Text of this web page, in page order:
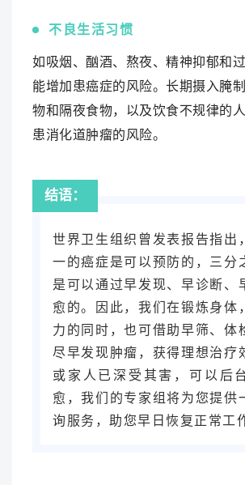
不良生活习惯
如吸烟、酗酒、熬夜、精神抑郁和
能增加患癌症的风险。长期摄入腌
物和隔夜食物，以及饮食不规律的
患消化道肿瘤的风险。
结语：
世界卫生组织曾发表报告指出
一的癌症是可以预防的，三分
是可以通过早发现、早诊断、
愈的。因此，我们在锻炼身体
力的同时，也可借助早筛、体
尽早发现肿瘤，获得理想治疗
或家人已深受其害，可以后
愈，我们的专家组将为您提供
询服务，助您早日恢复正常工